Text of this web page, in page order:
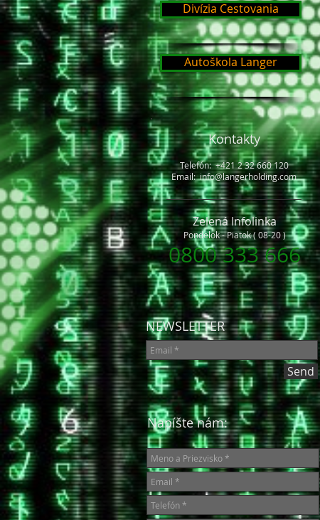
Kontakty
Telefón: +421 2 32 660 120
Email: info@langerholding.com
Zelená Infolinka
Pondelok - Piatok ( 08-20 )
0800 333 666
Divízia Cestovania
Autoškola Langer
Napíšte nám:
NEWSLETTER
Send